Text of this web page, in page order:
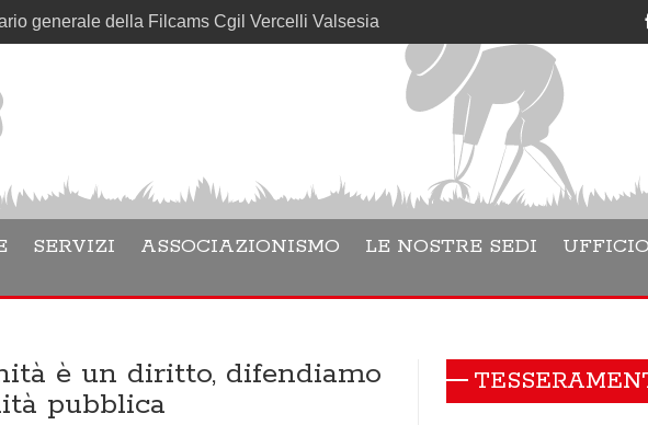
della Filcams Cgil Vercelli Valsesia
SERVIZI ASSOCIAZIONISMO LE NOSTRE SEDI
è un diritto, difendiamo
pubblica